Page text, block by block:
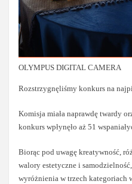
OLYMPUS DIGITAL CAMERA
Rozstrzygnęliśmy konkurs na
Komisja miała naprawdę twardy
konkurs wpłynęło aż 51
Biorąc pod uwagę kreatywność,
walory estetyczne i
wyróżnienia w trzech kategoriach